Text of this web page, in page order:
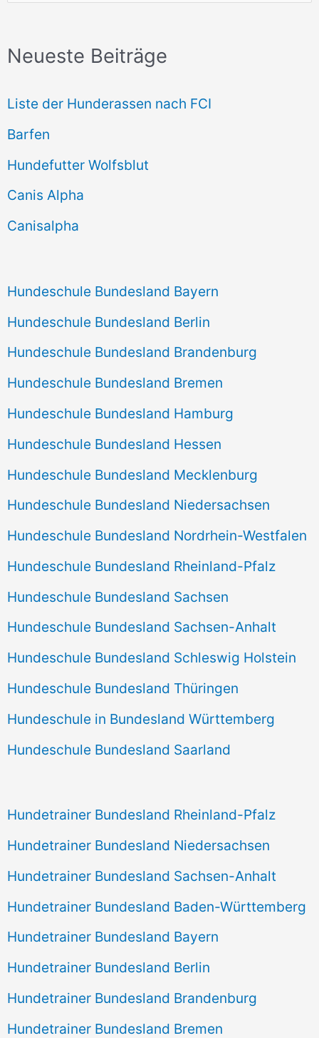
h
n
n
a
c
h
Neueste Beiträge
Liste der Hunderassen nach FCI
Barfen
Hundefutter Wolfsblut
Canis Alpha
Canisalpha
Hundeschule Bundesland Bayern
Hundeschule Bundesland Berlin
Hundeschule Bundesland Brandenburg
Hundeschule Bundesland Bremen
Hundeschule Bundesland Hamburg
Hundeschule Bundesland Hessen
Hundeschule Bundesland Mecklenburg
Hundeschule Bundesland Niedersachsen
Hundeschule Bundesland Nordrhein-Westfalen
Hundeschule Bundesland Rheinland-Pfalz
Hundeschule Bundesland Sachsen
Hundeschule Bundesland Sachsen-Anhalt
Hundeschule Bundesland Schleswig Holstein
Hundeschule Bundesland Thüringen
Hundeschule in Bundesland Württemberg
Hundeschule Bundesland Saarland
Hundetrainer Bundesland Rheinland-Pfalz
Hundetrainer Bundesland Niedersachsen
Hundetrainer Bundesland Sachsen-Anhalt
Hundetrainer Bundesland Baden-Württemberg
Hundetrainer Bundesland Bayern
Hundetrainer Bundesland Berlin
Hundetrainer Bundesland Brandenburg
Hundetrainer Bundesland Bremen